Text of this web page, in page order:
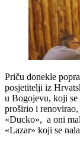
Priču donekle
posjetitelji iz
u Bogojevu, koji se
proširio i renovirao,
«Ducko», a oni
«Lazar» koji se